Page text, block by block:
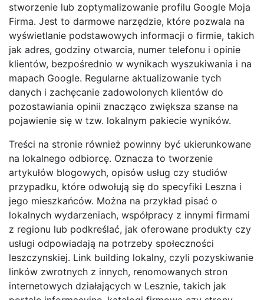
stworzenie lub zoptymalizowanie profilu Google Moja
Firma. Jest to darmowe narzędzie, które pozwala na
wyświetlanie podstawowych informacji o firmie, takich
jak adres, godziny otwarcia, numer telefonu i opinie
klientów, bezpośrednio w wynikach wyszukiwania i na
mapach Google. Regularne aktualizowanie tych
danych i zachęcanie zadowolonych klientów do
pozostawiania opinii znacząco zwiększa szanse na
pojawienie się w tzw. lokalnym pakiecie wyników.
Treści na stronie również powinny być ukierunkowane
na lokalnego odbiorcę. Oznacza to tworzenie
artykułów blogowych, opisów usług czy studiów
przypadku, które odwołują się do specyfiki Leszna i
jego mieszkańców. Można na przykład pisać o
lokalnych wydarzeniach, współpracy z innymi firmami
z regionu lub podkreślać, jak oferowane produkty czy
usługi odpowiadają na potrzeby społeczności
leszczynskiej. Link building lokalny, czyli pozyskiwanie
linków zwrotnych z innych, renomowanych stron
internetowych działających w Lesznie, takich jak